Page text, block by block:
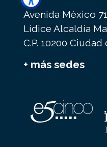
Avenida México
Lídice Alcaldía
C.P. 10200
+ más sedes